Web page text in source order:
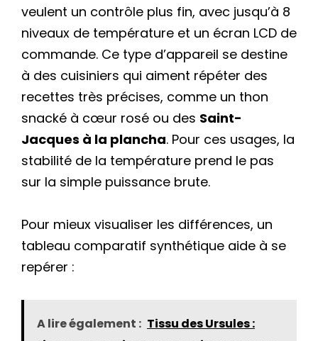
veulent un contrôle plus fin, avec jusqu’à 8
niveaux de température et un écran LCD de
commande. Ce type d’appareil se destine
à des cuisiniers qui aiment répéter des
recettes très précises, comme un thon
snacké à cœur rosé ou des Saint-
Jacques à la plancha. Pour ces usages, la
stabilité de la température prend le pas
sur la simple puissance brute.
Pour mieux visualiser les différences, un
tableau comparatif synthétique aide à se
repérer :
A lire également : Tissu des Ursules :